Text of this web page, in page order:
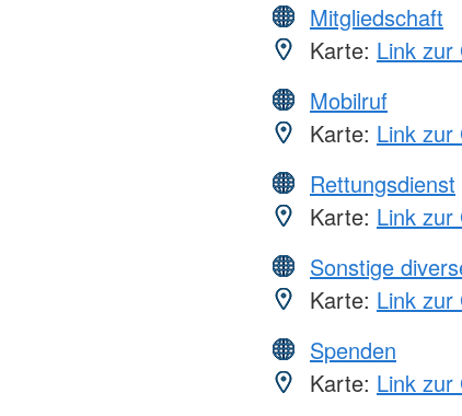
Mitgliedschaft
Karte: Link zur
Mobilruf
Karte: Link zur
Rettungsdienst
Karte: Link zur
Sonstige
Karte: Link zur
Spenden
Karte: Link zur